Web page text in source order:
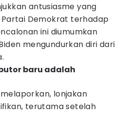
antusiasme yang
Demokrat terhadap
ini diumumkan
mengundurkan diri dari
baru adalah
lonjakan
terutama setelah